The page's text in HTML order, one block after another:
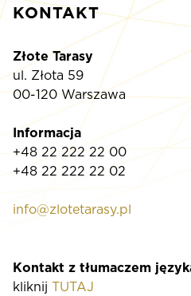
KONTAKT
Złote Tarasy
ul. Złota 59
00-120 Warszawa
Informacja
+48 22 222 22 00
+48 22 222 22 02
info@zlotetarasy.pl
Kontakt z tłumaczem
kliknij TUTAJ